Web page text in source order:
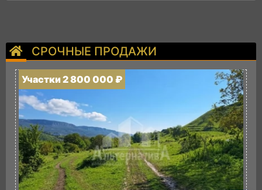
СРОЧНЫЕ ПРОДАЖИ
Участки 2 800 000 ₽